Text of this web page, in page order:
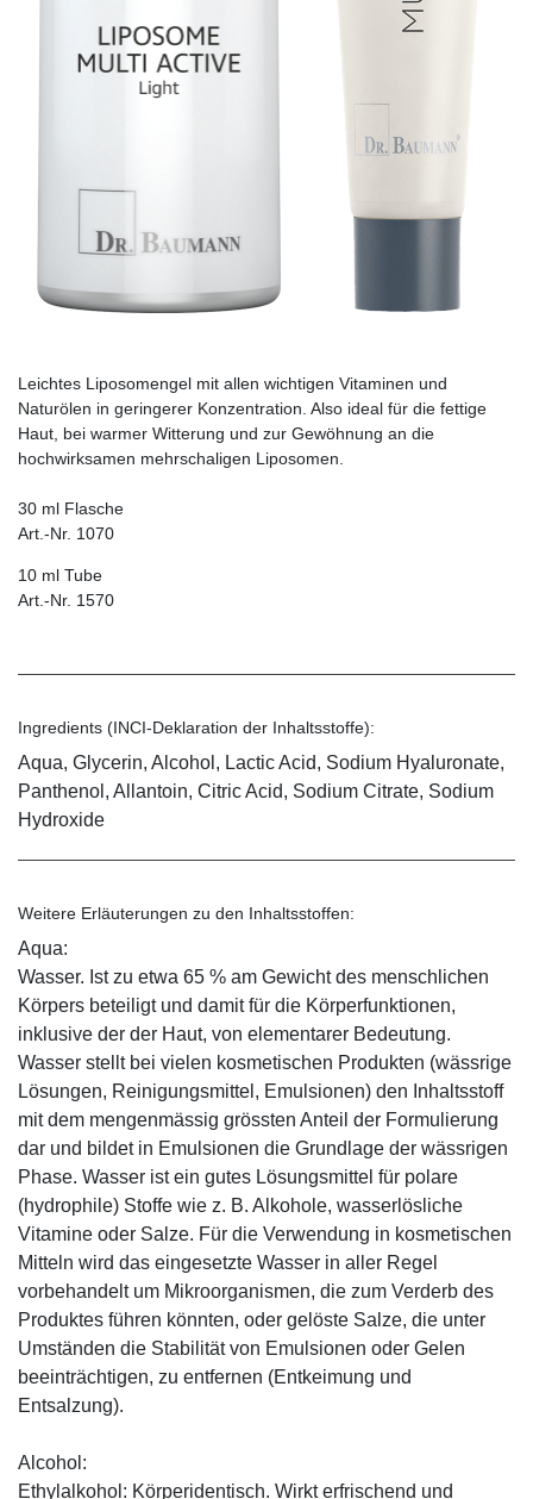
Leichtes Liposomengel mit allen wichtigen Vitaminen und
Naturölen in geringerer Konzentration. Also ideal für die fettige
Haut, bei warmer Witterung und zur Gewöhnung an die
hochwirksamen mehrschaligen Lipo­somen.
30 ml Flasche
Art.-Nr. 1070
10 ml Tube
Art.-Nr. 1570
Ingredients (INCI-Deklaration der Inhaltsstoffe):
Aqua, Glycerin, Alcohol, Lactic Acid, Sodium Hyaluronate,
Panthenol, Allantoin, Citric Acid, Sodium Citrate, Sodium
Hydroxide
Weitere Erläuterungen zu den Inhaltsstoffen:
Aqua:
Wasser. Ist zu etwa 65 % am Gewicht des menschlichen
Körpers beteiligt und damit für die Körperfunktionen,
inklusive der der Haut, von elementarer Bedeutung.
Wasser stellt bei vielen kosmetischen Produkten (wässrige
Lösungen, Reinigungsmittel, Emulsionen) den Inhaltsstoff
mit dem mengenmässig grössten Anteil der Formulierung
dar und bildet in Emulsionen die Grundlage der wässrigen
Phase. Wasser ist ein gutes Lösungsmittel für polare
(hydrophile) Stoffe wie z. B. Alkohole, wasserlösliche
Vitamine oder Salze. Für die Verwendung in kosmetischen
Mitteln wird das eingesetzte Wasser in aller Regel
vorbehandelt um Mikroorganismen, die zum Verderb des
Produktes führen könnten, oder gelöste Salze, die unter
Umständen die Stabilität von Emulsionen oder Gelen
beeinträchtigen, zu entfernen (Entkeimung und
Entsalzung).
Alcohol:
Ethylalkohol: Körperidentisch. Wirkt erfrischend und